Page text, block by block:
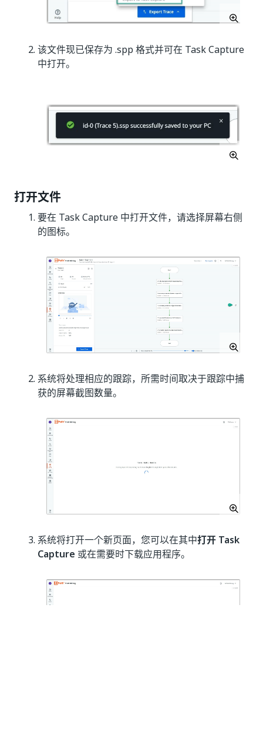
该文件现已保存为 .spp 格式并可在 Task Capture
中打开。
打开文件
要在 Task Capture 中打开文件，请选择屏幕右侧
的图标。
系统将处理相应的跟踪，所需时间取决于跟踪中捕
获的屏幕截图数量。
系统将打开一个新页面，您可以在其中打开 Task
Capture 或在需要时下载应用程序。